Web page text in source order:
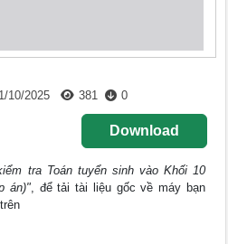
10/2025 381 0
Download
tra Toán tuyển sinh vào Khối 10
án)", để tải tài liệu gốc về máy bạn